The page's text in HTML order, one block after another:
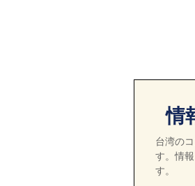
情
台湾の
す。情
す。